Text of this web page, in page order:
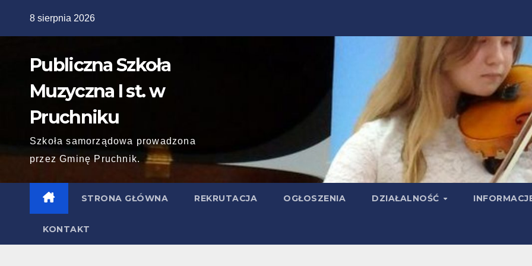
8 sierpnia 2026
Publiczna Szkoła
Muzyczna I st. w
Pruchniku
Szkoła samorządowa prowadzona
przez Gminę Pruchnik.
STRONA GŁÓWNA REKRUTACJA OGŁOSZENIA DZIAŁALNOŚĆ
KONTAKT